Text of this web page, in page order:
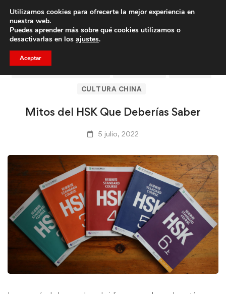
Trae a un amigo y llevaos un total de 75€ de descuento.
CULTURA CHINA
Mitos del HSK Que Deberías Saber
5 julio, 2022
Utilizamos cookies para ofrecerte la mejor experiencia en
nuestra web.
Puedes aprender más sobre qué cookies utilizamos o
desactivarlas en los ajustes.
Aceptar